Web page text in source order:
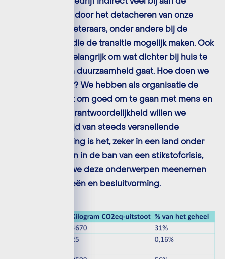
energietransitie door het detacheren van onze
ambitieuze verbeteraars, onder andere bij de
netbeheerders die de transitie mogelijk maken. Ook
vinden we het belangrijk om wat dichter bij huis te
kijken als het om duurzaamheid gaat. Hoe doen we
het eigenlijk zelf? We hebben als organisatie de
verantwoordelijk om goed om te gaan met mens en
natuur. En die verantwoordelijkheid willen we
nemen. In een tijd van steeds versnellende
klimaatverandering is het, zeker in een land onder
de zeespiegel en in de ban van een stikstofcrisis,
van belang dat we deze onderwerpen meenemen
in onze strategieën en besluitvorming.